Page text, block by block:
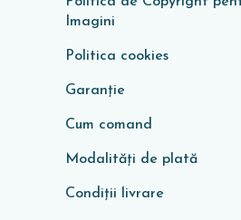
Imagini
Politica cookies
Garanţie
Cum comand
Modalități de plată
Condiţii livrare